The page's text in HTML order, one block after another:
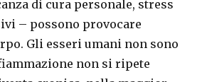
di cura personale, stress
– possono provocare
Gli esseri umani non sono
non si ripete